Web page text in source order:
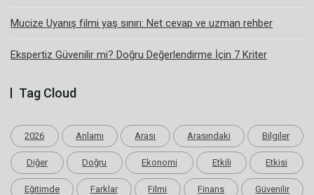
Mucize Uyanış filmi yaş sınırı: Net cevap ve uzman rehber
Ekspertiz Güvenilir mi? Doğru Değerlendirme İçin 7 Kriter
Tag Cloud
2026 Anlamı Arası Arasındaki Bilgiler
Diğer Doğru Ekonomi Etkili Etkisi
Eğitimde Farklar Filmi Finans Güvenilir